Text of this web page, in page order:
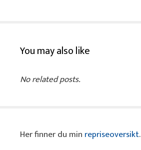
You may also like
No related posts.
Her finner du min repriseoversikt.